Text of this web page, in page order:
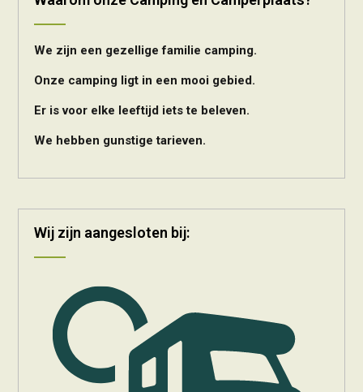
We zijn een gezellige familie camping.
Onze camping ligt in een mooi gebied.
Er is voor elke leeftijd iets te beleven.
We hebben gunstige tarieven.
Wij zijn aangesloten bij: